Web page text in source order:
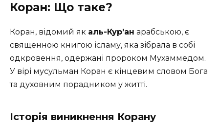
Коран: Що таке?
Коран, відомий як аль-Кур’ан арабською, є
священною книгою ісламу, яка зібрала в собі
одкровення, одержані пророком Мухаммедом.
У вірі мусульман Коран є кінцевим словом Бога
та духовним порадником у житті.
Історія виникнення Корану